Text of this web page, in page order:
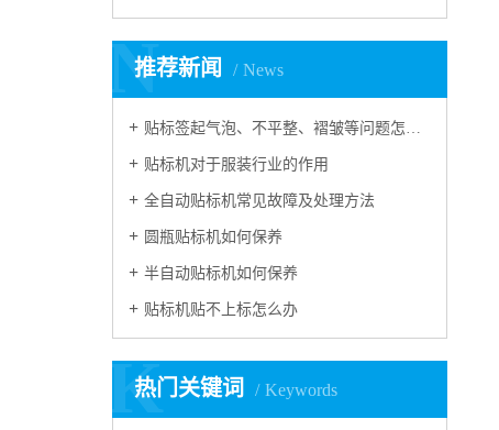
推荐新闻 News
N
贴标签起气泡、不平整、褶皱等问题怎么处理？
贴标机对于服装行业的作用
全自动贴标机常见故障及处理方法
圆瓶贴标机如何保养
半自动贴标机如何保养
贴标机贴不上标怎么办
热门关键词 Keywords
K